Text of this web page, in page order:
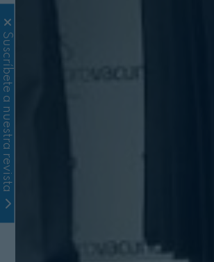
Suscríbete a nuestra revista